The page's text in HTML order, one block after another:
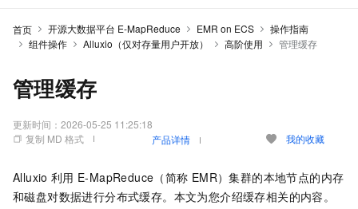
首页 开源大数据平台 E-MapReduce EMR on ECS
操作指南
组件操作
Alluxio（仅对存量用户开放） 高阶使用 管理缓存
管理缓存
更新时间： 2026-05-25 11:25:18
复制 MD 格式
产品详情 我的收藏
Alluxio 利用 E-MapReduce（简称 EMR）集群的本地节点的内存
和磁盘对数据进行分布式缓存。本文为您介绍缓存相关的内容。